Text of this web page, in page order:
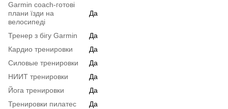
Garmin coach-готові
плани їзди на
велосипеді
Да
Тренер з бігу Garmin
Да
Кардио тренировки
Да
Силовые тренировки
Да
HИИT тренировки
Да
Йога тренировки
Да
Тренировки пилатес
Да